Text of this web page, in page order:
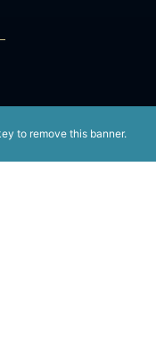
to remove this banner.